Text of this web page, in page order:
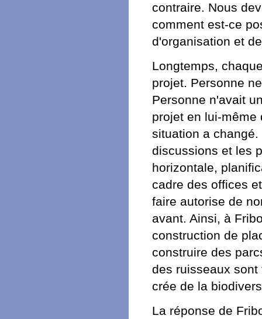
contraire. Nous
comment est-ce
d'organisation et
Longtemps,
projet. Personne
Personne n'avait
projet en lui-
situation a
discussions et les
horizontale,
cadre des offices
faire autorise de
avant. Ainsi, à
construction de
construire des
des ruisseaux
crée de la
La réponse de